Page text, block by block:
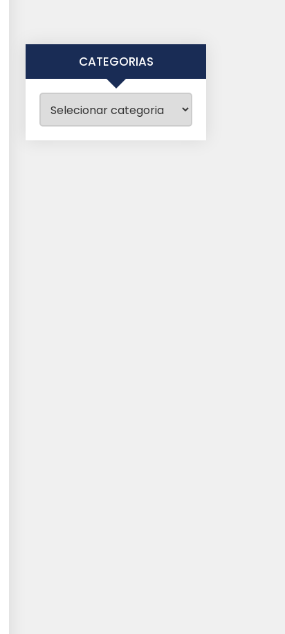
CATEGORIAS